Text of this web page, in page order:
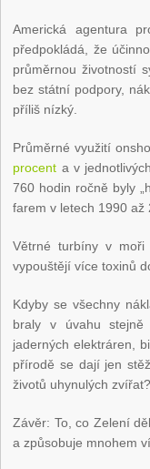
Americká agentura
předpokládá, že
průměrnou životností
bez státní podpory,
příliš nízký.
Průměrné využití
procent a v
760 hodin ročně byly
farem v letech 1990 až
Větrné turbíny v
vypouštějí více toxinů
Kdyby se všechny
braly v úvahu stejně
jaderných elektráren,
přírodě se dají jen
životů uhynulých zvířat?
Závěr: To, co Zelení
a způsobuje mnohem